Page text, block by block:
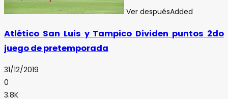
Ver despuésAdded
Atlético San Luis y Tampico Dividen puntos 2do
juego de pretemporada
31/12/2019
0
3.8K